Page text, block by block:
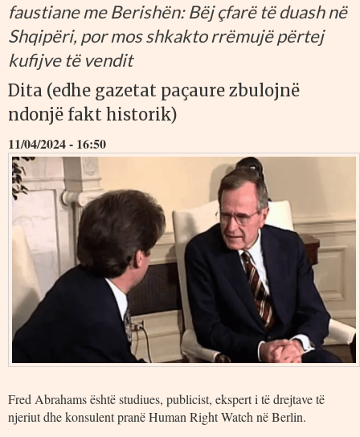
faustiane me Berishën: Bëj çfarë të duash në
Shqipëri, por mos shkakto rrëmujë përtej
kufijve të vendit
Dita (edhe gazetat paçaure zbulojnë
ndonjë fakt historik)
11/04/2024 - 16:50
Fred Abrahams është studiues, publicist, ekspert i të drejtave të
njeriut dhe konsulent pranë Human Right Watch në Berlin.